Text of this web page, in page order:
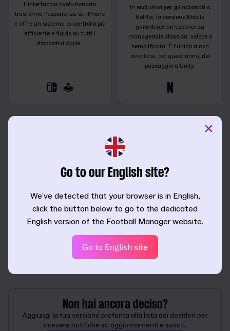
L'interfaccia rivoluzionaria
trasforma l'esperienza su iPhone
e offre un sistema di controllo più
efficiente e fluido su tutti i
dispositivi Apple.
In esclusiva per gli abbonati a
Netflix, la versione Mobile
garantisce un'esperienza
manageriale classica, veloce e
semplificata. È l'unica a non
avvalersi, per quest'anno, del
passaggio a Unity.
Non hai ancora deciso?
Aggiungi la tua versione preferita alla lista dei desideri per
ricevere notifiche su aggiornamenti e sconti.
Go to our English site?
We’ve detected that your browser is in English,
click the button below to go to the dedicated
English version of the Football Manager website.
Go to English site
×